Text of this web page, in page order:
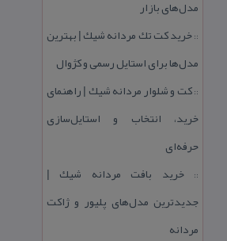
مدل‌های بازار
::خرید كت تك مردانه شیك | بهترین
مدل‌ها برای استایل رسمی و كژوال
::كت و شلوار مردانه شیك | راهنمای
خرید، انتخاب و استایل‌سازی
حرفه‌ای
::خرید بافت مردانه شیك |
جدیدترین مدل‌های پلیور و ژاكت
مردانه